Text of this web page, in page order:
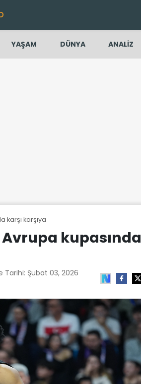
YAŞAM DÜNYA ANALİZ
karşı karşıya
kupasında
Tarihi: Şubat 03, 2026